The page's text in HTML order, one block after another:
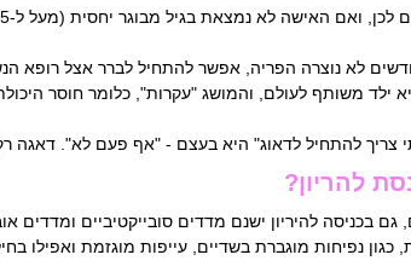
האישה לא נמצאת בגיל מבוגר יחסית (מעל ל-35) רוב הסיכויים שיהיה בסדר.
בכל זאת לאחר 12 חודשים לא נוצרה הפריה, אפשר להתחיל לברר
ילד משותף לעולם, והמושג "עקרות", כלומר חוסר
צריך להתחיל לדאוג" היא בעצם - "אף פעם לא". דאגה
להריון?
גם בכניסה להיריון ישנם מדדים סובייקטיביים ומדדים
כגון נפיחות מוגברת בשדיים, עייפות מוגזמת ואפילו